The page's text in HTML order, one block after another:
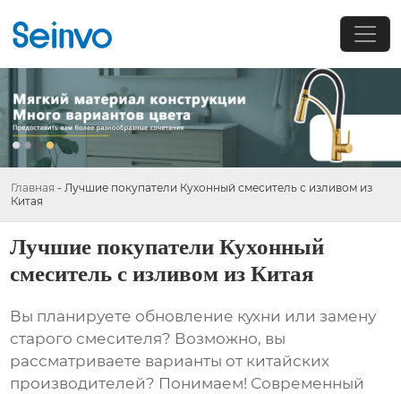
Главная - Лучшие покупатели Кухонный смеситель с изливом из
Китая
Лучшие покупатели Кухонный
смеситель с изливом из Китая
Вы планируете обновление кухни или замену
старого смесителя? Возможно, вы
рассматриваете варианты от китайских
производителей? Понимаем! Современный